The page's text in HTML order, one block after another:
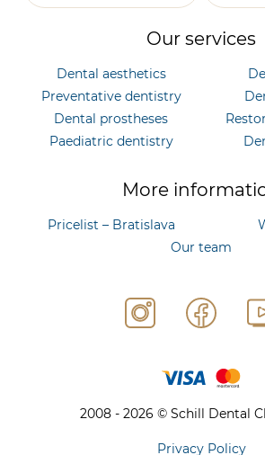
Our services
Dental aesthetics
Preventative dentistry
Dental prostheses
Paediatric dentistry
More
Pricelist – Bratislava
Our team
2008 - 2026 © Schill Dental
Privacy Policy